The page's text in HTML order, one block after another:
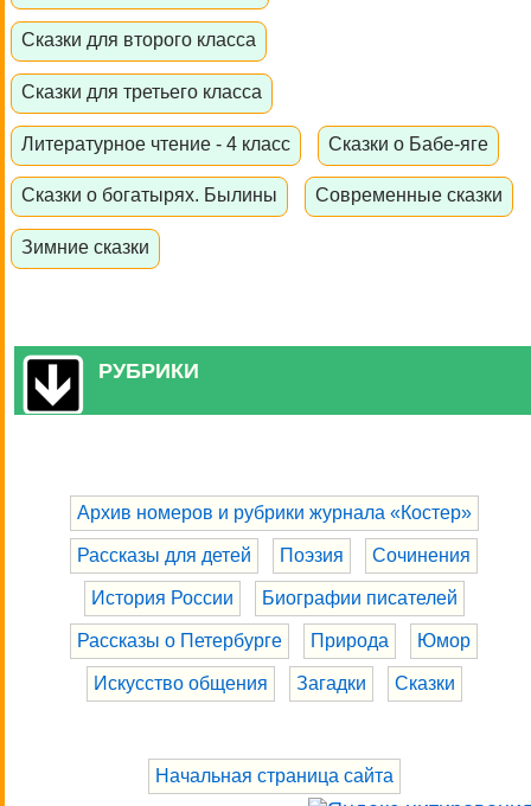
Сказки для второго класса
Сказки для третьего класса
Литературное чтение - 4 класс Сказки о Бабе-яге
Сказки о богатырях. Былины Современные сказки
Зимние сказки
РУБРИКИ
Архив номеров и рубрики журнала «Костер»
Рассказы для детей Поэзия Сочинения
История России Биографии писателей
Рассказы о Петербурге Природа Юмор
Искусство общения Загадки Сказки
Начальная страница сайта